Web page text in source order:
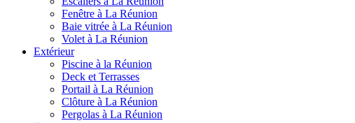
Fenêtre à La Réunion
Baie vitrée à La Réunion
Volet à La Réunion
Extérieur
Piscine à la Réunion
Deck et Terrasses
Portail à La Réunion
Clôture à La Réunion
Pergolas à La Réunion